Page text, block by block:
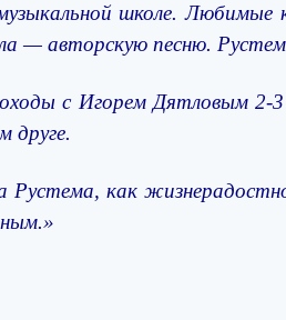
школе.
— авторскую песню.
с Игорем Дятловым
друге.
Рустема, как